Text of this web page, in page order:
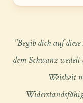
"Begib dich auf
dem Schwanz
Weisheit